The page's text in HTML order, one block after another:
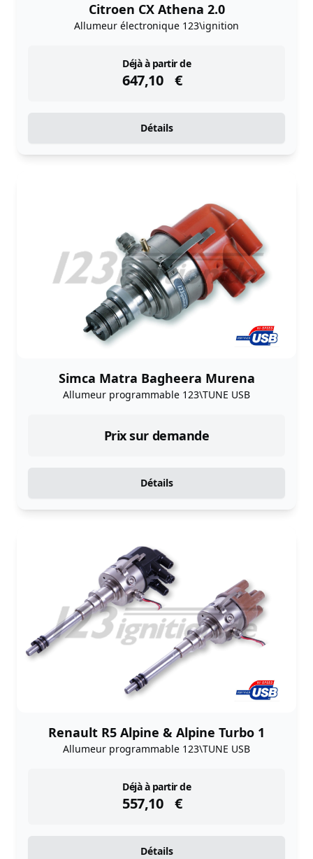
Citroen CX Athena 2.0
Allumeur électronique 123\ignition
Déjà à partir de
647,10 €
instock
Détails
Simca Matra Bagheera Murena
Allumeur programmable 123\TUNE USB
Prix sur demande
Détails
Renault R5 Alpine & Alpine Turbo 1
Allumeur programmable 123\TUNE USB
Déjà à partir de
557,10 €
instock
Détails